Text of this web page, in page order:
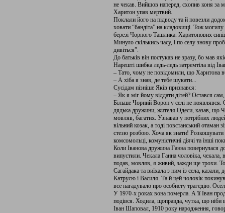
не чекав. Вийшов наперед, схопив коня за
Харитон упав мертвий.
Поклали його на підводу та й повезли
ховати “бандіта” на кладовищі. Тож
березі Чорного Ташлика. Харитонових
Минуло скількись часу, і по селу знову
дивіться”.
До батьків він постукав не зразу, бо мав
Нарешті шибка ледь-ледь затремтіла від
– Тато, чому не повідомили, що Харитона
– А хіба я знав, де тебе шукати...
Сусідам пізніше Яків признався:
– Як я міг йому віддати дітей? Остався
Більше Чорний Ворон у селі не
дядька дружини, жителя Одеси, казав, що
мовляв, багатих. Узнавав у потрібних
вільний козак, а тоді повстанський отаман
стезю розбою. Хоча як знати! Розкошувати
комсомольці, комуністичні діячі та інші
Коли Іванова дружина Ганна повернулася
випустили. Чекала Ганна чоловіка, чекала,
подав, мовляв, я живий, зажди ще трохи.
Сагайдака та виїхала з ним із села,
Катрусю і Василя. Та й цей чоловік
все нагадувало про особисту трагедію.
У 1970-х роках вона померла. А її Іван
подівся. Ходила, щоправда, чутка, що ніби
Іван Шаповал, 1910 року народження,